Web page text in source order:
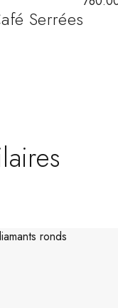
Serrées